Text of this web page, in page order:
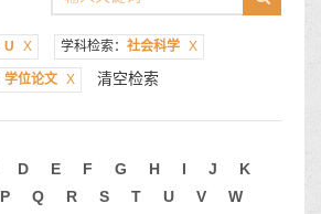
U X 学科检索： 社会科学 X
学位论文 X 清空检索
D E F G H I J
K
P Q R S T U V
W